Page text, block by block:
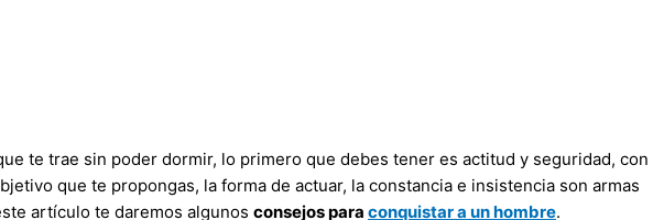
te trae sin poder dormir, lo primero que debes tener es actitud y seguridad, con
que te propongas, la forma de actuar, la constancia e insistencia son armas
artículo te daremos algunos consejos para conquistar a un hombre.